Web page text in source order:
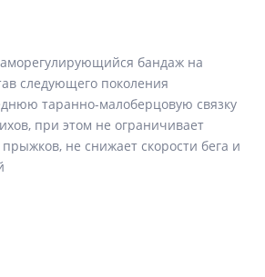
бандаж на
следующего поколения
таранно-малоберцовую связку
при этом не ограничивает
не снижает скорости бега и